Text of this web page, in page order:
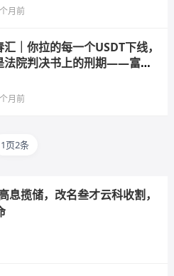
重整，你的钱跟它的实业没半
月前
汇｜你拉的每一个USDT下线，
法院判决书上的刑期——富春
早也会出现在接警记录上
月前
1页2条
息揽储，改名叁才云科收割，